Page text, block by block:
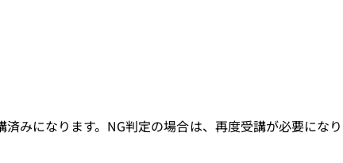
みになります。NG判定の場合は、再度受講が必要にな